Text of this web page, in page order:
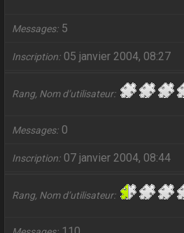
Messages 5
Inscription 05 janvier 2004, 08:27
Rang, Nom d’utilisateur
Messages 0
Inscription 07 janvier 2004, 08:44
Rang, Nom d’utilisateur